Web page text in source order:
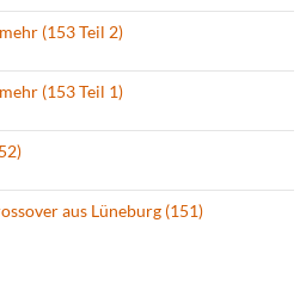
(153 Teil 2)
(153 Teil 1)
aus Lüneburg (151)